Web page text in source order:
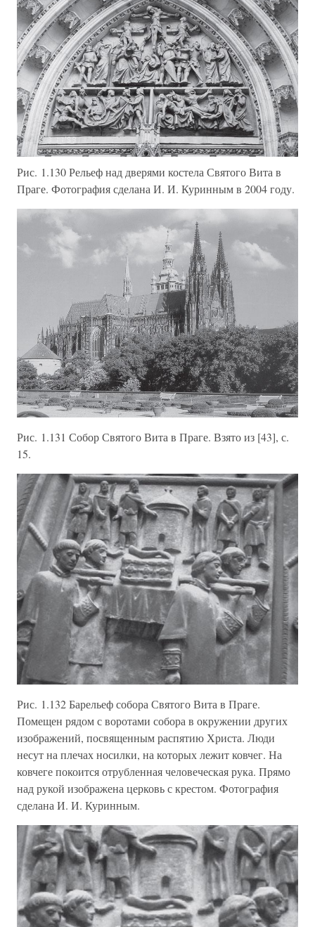
Рис. 1.130 Рельеф над дверями костела Святого Вита в
Праге. Фотография сделана И. И. Куринным в 2004 году.
Рис. 1.131 Собор Святого Вита в Праге. Взято из [43], с.
15.
Рис. 1.132 Барельеф собора Святого Вита в Праге.
Помещен рядом с воротами собора в окружении других
изображений, посвященным распятию Христа. Люди
несут на плечах носилки, на которых лежит ковчег. На
ковчеге покоится отрубленная человеческая рука. Прямо
над рукой изображена церковь с крестом. Фотография
сделана И. И. Куринным.